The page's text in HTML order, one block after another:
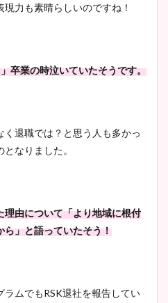
力も素晴らしいのですね！
卒業の時泣いていたそうです。
退職では？と思う人も多かっ
なりました。
理由について「より地域に根付
ら」と語っていたそう！
ムでもRSK退社を報告してい